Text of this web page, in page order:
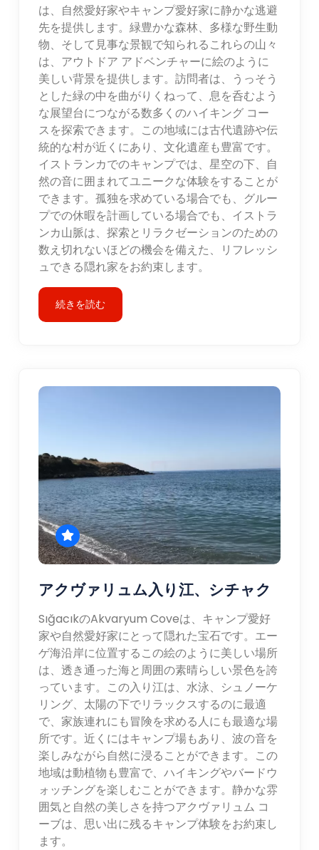
は、自然愛好家やキャンプ愛好家に静かな逃避
先を提供します。緑豊かな森林、多様な野生動
物、そして見事な景観で知られるこれらの山々
は、アウトドア アドベンチャーに絵のように
美しい背景を提供します。訪問者は、うっそう
とした緑の中を曲がりくねって、息を呑むよう
な展望台につながる数多くのハイキング コー
スを探索できます。この地域には古代遺跡や伝
統的な村が近くにあり、文化遺産も豊富です。
イストランカでのキャンプでは、星空の下、自
然の音に囲まれてユニークな体験をすることが
できます。孤独を求めている場合でも、グルー
プでの休暇を計画している場合でも、イストラ
ンカ山脈は、探索とリラクゼーションのための
数え切れないほどの機会を備えた、リフレッシ
ュできる隠れ家をお約束します。
続きを読む
アクヴァリュム入り江、シチャク
SığacıkのAkvaryum Coveは、キャンプ愛好
家や自然愛好家にとって隠れた宝石です。エー
ゲ海沿岸に位置するこの絵のように美しい場所
は、透き通った海と周囲の素晴らしい景色を誇
っています。この入り江は、水泳、シュノーケ
リング、太陽の下でリラックスするのに最適
で、家族連れにも冒険を求める人にも最適な場
所です。近くにはキャンプ場もあり、波の音を
楽しみながら自然に浸ることができます。この
地域は動植物も豊富で、ハイキングやバードウ
ォッチングを楽しむことができます。静かな雰
囲気と自然の美しさを持つアクヴァリュム コ
ーブは、思い出に残るキャンプ体験をお約束し
ます。